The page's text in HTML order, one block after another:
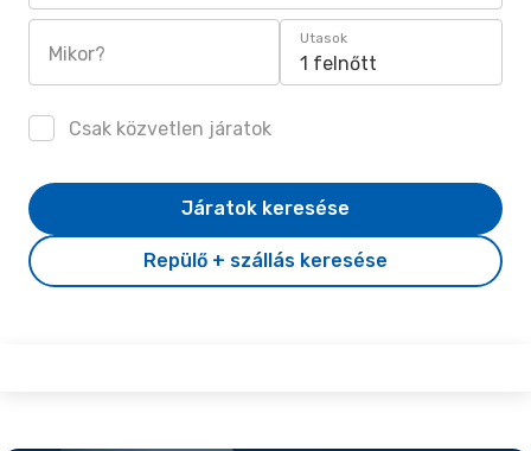
Mikor?
Utasok
1 felnőtt
Csak közvetlen járatok
Repülő + szállás keresése
Járatok keresése